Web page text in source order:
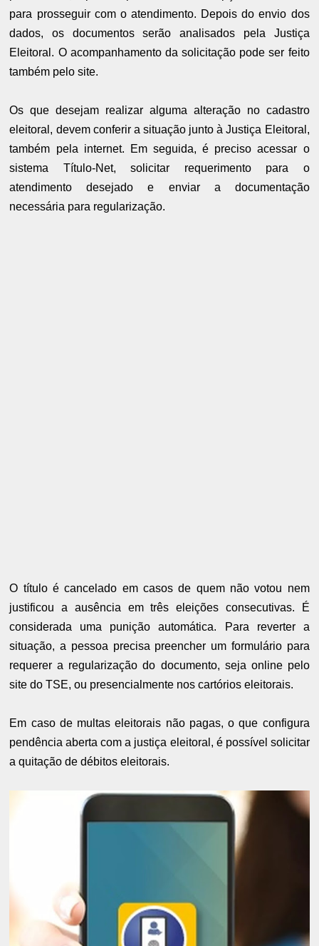
para prosseguir com o atendimento. Depois do envio dos
dados, os documentos serão analisados pela Justiça
Eleitoral. O acompanhamento da solicitação pode ser feito
também pelo site.
Os que desejam realizar alguma alteração no cadastro
eleitoral, devem conferir a situação junto à Justiça Eleitoral,
também pela internet. Em seguida, é preciso acessar o
sistema Título-Net, solicitar requerimento para o
atendimento desejado e enviar a documentação
necessária para regularização.
O título é cancelado em casos de quem não votou nem
justificou a ausência em três eleições consecutivas. É
considerada uma punição automática. Para reverter a
situação, a pessoa precisa preencher um formulário para
requerer a regularização do documento, seja online pelo
site do TSE, ou presencialmente nos cartórios eleitorais.
Em caso de multas eleitorais não pagas, o que configura
pendência aberta com a justiça eleitoral, é possível solicitar
a quitação de débitos eleitorais.